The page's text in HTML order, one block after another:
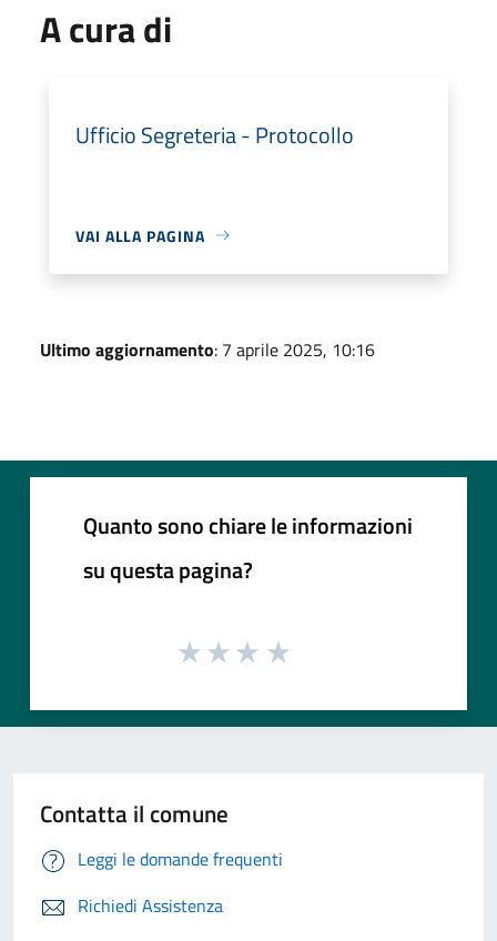
A cura di
Ufficio Segreteria - Protocollo
VAI ALLA PAGINA
Ultimo aggiornamento: 7 aprile 2025, 10:16
Quanto sono chiare le informazioni
su questa pagina?
Contatta il comune
Leggi le domande frequenti
Richiedi Assistenza